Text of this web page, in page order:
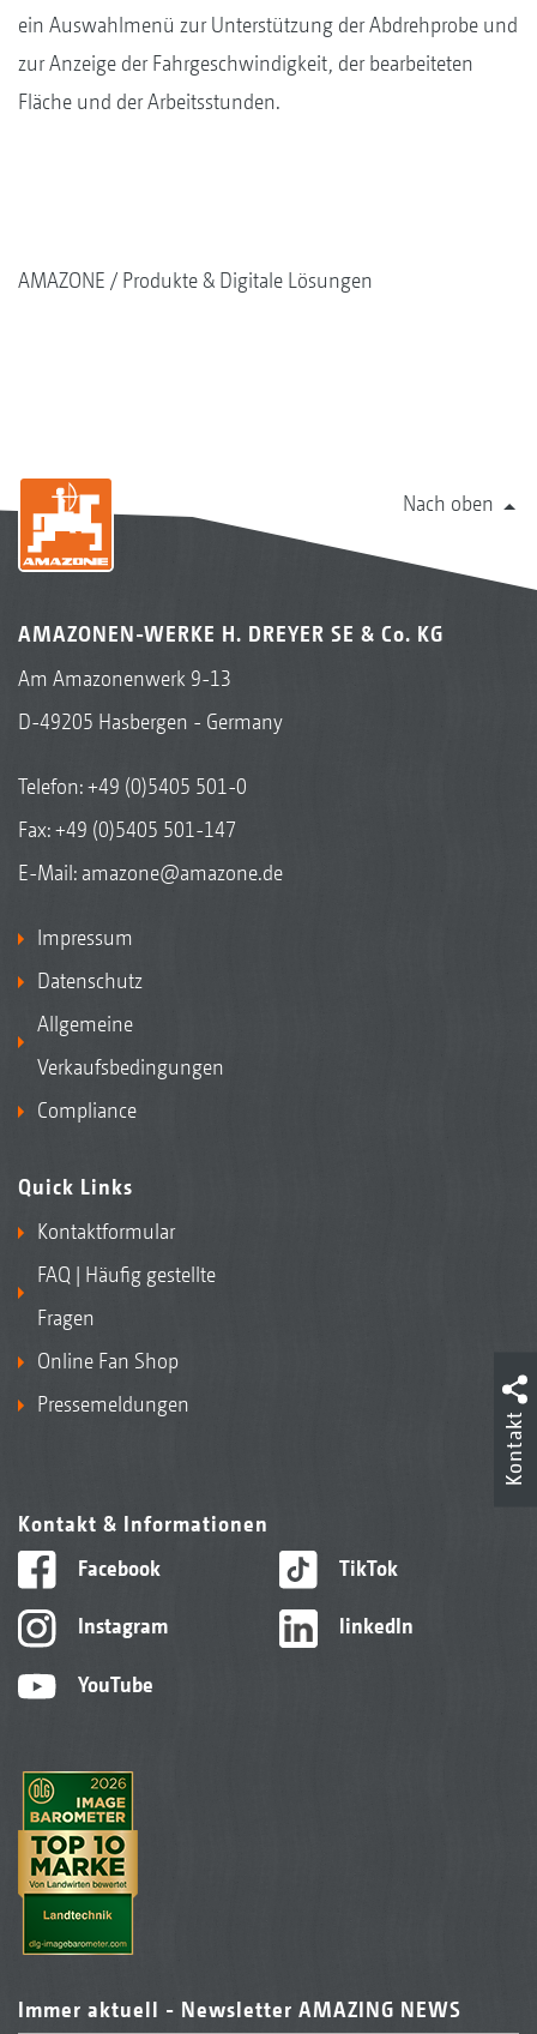
ein Auswahlmenü zur Unterstützung der Abdrehprobe und
zur Anzeige der Fahrgeschwindigkeit, der bearbeiteten
Fläche und der Arbeitsstunden.
AMAZONE Produkte & Digitale Lösungen
Nach oben
AMAZONEN-WERKE H. DREYER SE & Co. KG
Am Amazonenwerk 9-13
D-49205 Hasbergen - Germany
Telefon:+49 (0)5405 501-0
Fax: +49 (0)5405 501-147
E-Mail: amazone@amazone.de
Impressum
Datenschutz
Allgemeine
Verkaufsbedingungen
Compliance
Quick Links
Kontaktformular
FAQ | Häufig gestellte
Fragen
Online Fan Shop
Pressemeldungen
Kontakt & Informationen
Facebook
Instagram
YouTube
TikTok
linkedIn
Immer aktuell - Newsletter AMAZING NEWS
Kontakt